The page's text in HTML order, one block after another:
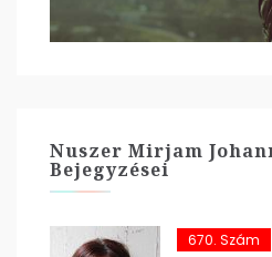
Nuszer Mirjam
Bejegyzései
670. Szám